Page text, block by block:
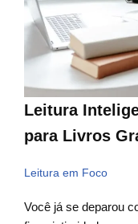
Leitura
para Livros
Leitura em Foco
Você já se deparou